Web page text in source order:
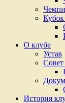
Кубок
О клубе
Устав
История